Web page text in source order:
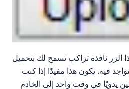
الزر نافذة تراكب تسمح لك بتحميل
فيه. يكون هذا مفيدًا إذا كنت
يدويًا في وقت واحد إلى الخادم